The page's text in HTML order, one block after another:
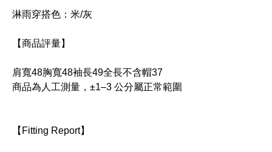
淋雨穿搭色：米/灰
【商品評量】
肩寬48胸寬48袖長49全長不含帽37
商品為人工測量，±1–3 公分屬正常範圍
【Fitting Report】